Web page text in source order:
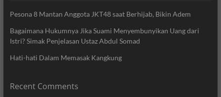
Pesona 8 Mantan Anggota JKT48 saat Berhijab, Bikin Adem
Bagaimana Hukumnya Jika Suami Menyembunyikan Uang dari
Istri? Simak Penjelasan Ustaz Abdul Somad
Hati-hati Dalam Memasak Kangkung
Recent Comments